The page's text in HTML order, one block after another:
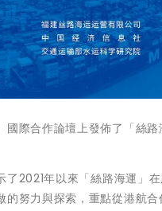
國際合作論壇上發佈了「絲
了2021年以來「絲路海運」
的努力與探索，重點從港航